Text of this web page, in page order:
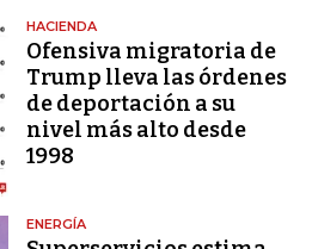
HACIENDA
Ofensiva migratoria de
Trump lleva las órdenes
de deportación a su
nivel más alto desde
1998
ENERGÍA